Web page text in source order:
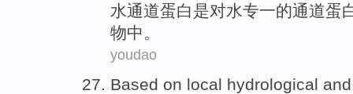
水通道蛋白是对水专一的通道蛋
物中。
youdao
Based on local hydrological